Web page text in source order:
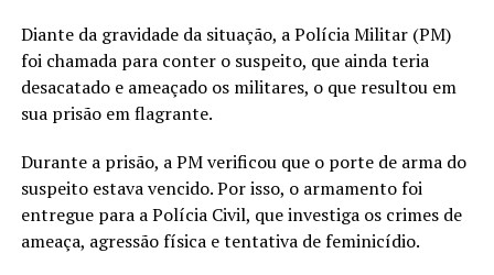
Diante da gravidade da situação, a Polícia Militar (PM)
foi chamada para conter o suspeito, que ainda teria
desacatado e ameaçado os militares, o que resultou em
sua prisão em flagrante.
Durante a prisão, a PM verificou que o porte de arma do
suspeito estava vencido. Por isso, o armamento foi
entregue para a Polícia Civil, que investiga os crimes de
ameaça, agressão física e tentativa de feminicídio.